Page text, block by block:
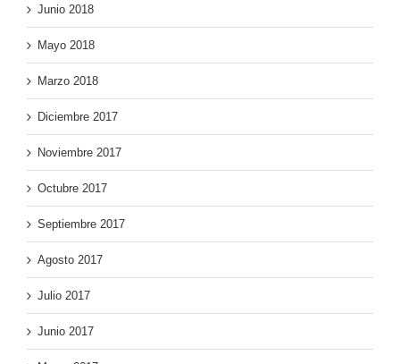
Junio 2018
Mayo 2018
Marzo 2018
Diciembre 2017
Noviembre 2017
Octubre 2017
Septiembre 2017
Agosto 2017
Julio 2017
Junio 2017